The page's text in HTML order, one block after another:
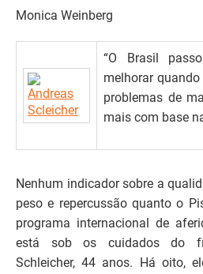
Monica Weinberg
“O Brasil
melhorar
problemas de
mais com base
Nenhum indicador sobre a
peso e repercussão quanto o
programa internacional de
está sob os cuidados do
Schleicher, 44 anos. Há oito,